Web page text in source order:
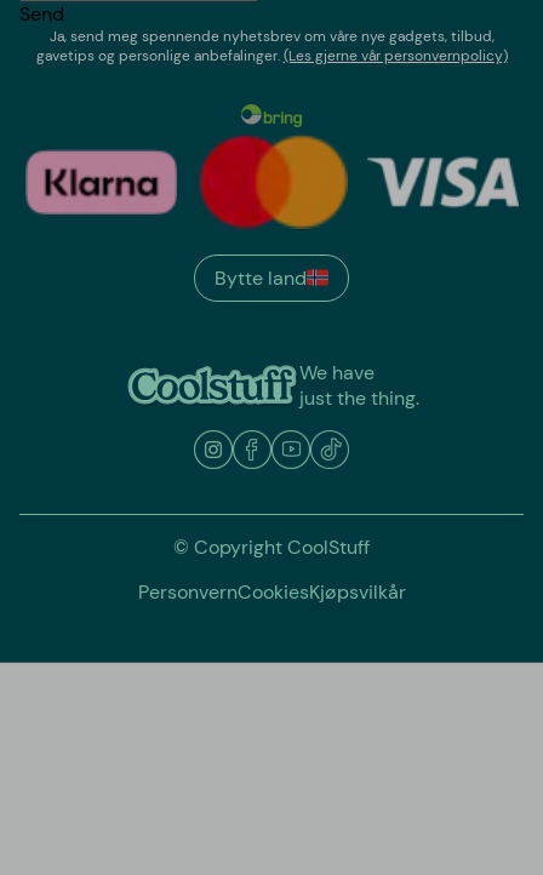
Send
Ja, send meg spennende nyhetsbrev om våre nye gadgets, tilbud,
gavetips og personlige anbefalinger.(Les gjerne vår personvernpolicy)
We have
just the thing.
Bytte land
© Copyright CoolStuff
PersonvernCookiesKjøpsvilkår